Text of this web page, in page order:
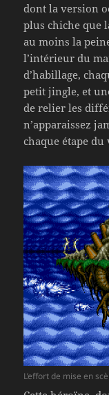
dont la version
plus chiche que
au moins la
l’intérieur du
d’habillage,
petit jingle, et
de relier les
n’apparaissez
chaque étape
L’effort de mise en